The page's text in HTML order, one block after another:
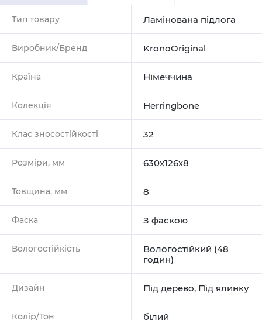
Тип товару Ламінована підлога
Виробник/Бренд KronoOriginal
Країна Німеччина
Колекція Herringbone
Клас зносостійкості 32
Розміри, мм 630х126х8
Товщина, мм 8
Фаска З фаскою
Вологостійкість
Вологостійкий (48
годин)
Дизайн Під дерево, Під ялинку
Колір/Тон білий